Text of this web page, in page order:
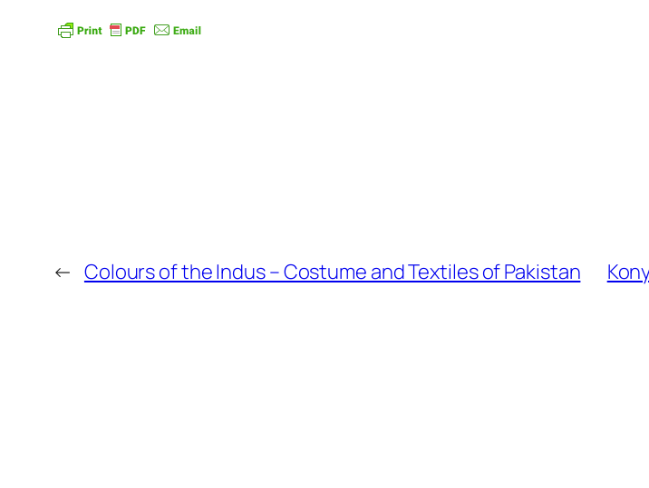
← Colours of the Indus – Costume and Textiles of Pakistan